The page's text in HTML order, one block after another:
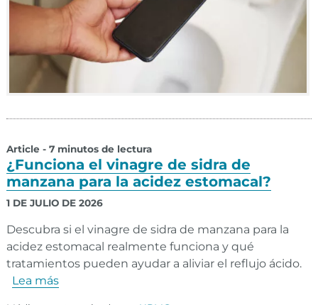
Article - 7 minutos de lectura
¿Funciona el vinagre de sidra de
manzana para la acidez estomacal?
1 DE JULIO DE 2026
Descubra si el vinagre de sidra de manzana para la
acidez estomacal realmente funciona y qué
tratamientos pueden ayudar a aliviar el reflujo ácido.
Lea más